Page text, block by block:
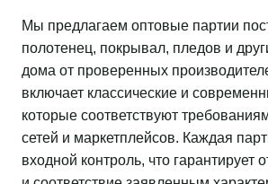
Мы предлагаем оптовые партии
полотенец, покрывал, пледов и
дома от проверенных
включает классические и
которые соответствуют
сетей и маркетплейсов. Каждая
входной контроль, что гарантирует